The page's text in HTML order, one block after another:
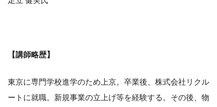
【講師略歴】
東京に専門学校進学のため上京。卒業後、株式会社リクル
ートに就職。新規事業の立上げ等を経験する。その後、物